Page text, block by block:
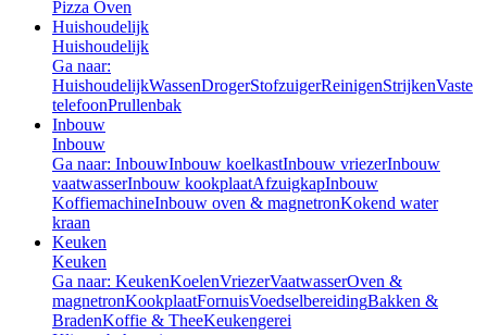
Pizza Oven
Huishoudelijk
Huishoudelijk
Ga naar:
HuishoudelijkWassenDrogerStofzuigerReinigenStrijkenVaste
telefoonPrullenbak
Inbouw
Inbouw
Ga naar: InbouwInbouw koelkastInbouw vriezerInbouw
vaatwasserInbouw kookplaatAfzuigkapInbouw
KoffiemachineInbouw oven & magnetronKokend water
kraan
Keuken
Keuken
Ga naar: KeukenKoelenVriezerVaatwasserOven &
magnetronKookplaatFornuisVoedselbereidingBakken &
BradenKoffie & TheeKeukengerei